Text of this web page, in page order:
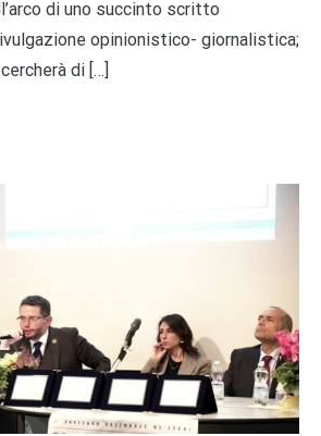
di uno succinto scritto
opinionistico- giornalistica;
di […]